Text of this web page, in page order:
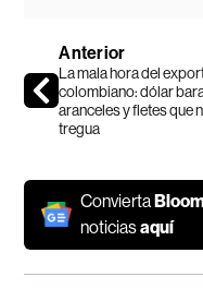
Anterior
La mala hora del
colombiano: dólar
aranceles y fletes que
tregua
Convierta
noticiasaquí